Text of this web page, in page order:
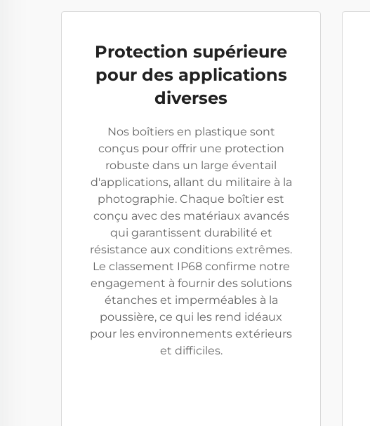
Protection supérieure
pour des applications
diverses
Nos boîtiers en plastique sont
conçus pour offrir une protection
robuste dans un large éventail
d'applications, allant du militaire à la
photographie. Chaque boîtier est
conçu avec des matériaux avancés
qui garantissent durabilité et
résistance aux conditions extrêmes.
Le classement IP68 confirme notre
engagement à fournir des solutions
étanches et imperméables à la
poussière, ce qui les rend idéaux
pour les environnements extérieurs
et difficiles.